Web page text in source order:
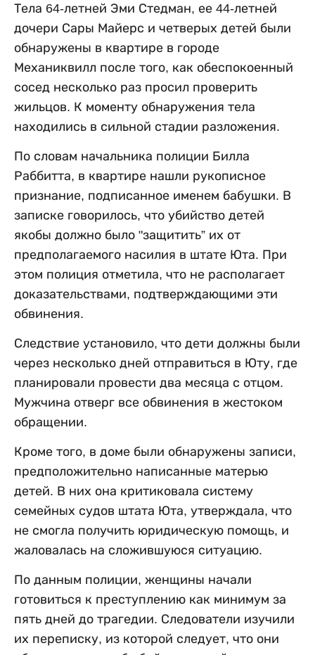
Тела 64-летней Эми Стедман, ее 44-летней
дочери Сары Майерс и четверых детей были
обнаружены в квартире в городе
Механиквилл после того, как обеспокоенный
сосед несколько раз просил проверить
жильцов. К моменту обнаружения тела
находились в сильной стадии разложения.
По словам начальника полиции Билла
Раббитта, в квартире нашли рукописное
признание, подписанное именем бабушки. В
записке говорилось, что убийство детей
якобы должно было "защитить” их от
предполагаемого насилия в штате Юта. При
этом полиция отметила, что не располагает
доказательствами, подтверждающими эти
обвинения.
Следствие установило, что дети должны были
через несколько дней отправиться в Юту, где
планировали провести два месяца с отцом.
Мужчина отверг все обвинения в жестоком
обращении.
Кроме того, в доме были обнаружены записи,
предположительно написанные матерью
детей. В них она критиковала систему
семейных судов штата Юта, утверждала, что
не смогла получить юридическую помощь, и
жаловалась на сложившуюся ситуацию.
По данным полиции, женщины начали
готовиться к преступлению как минимум за
пять дней до трагедии. Следователи изучили
их переписку, из которой следует, что они